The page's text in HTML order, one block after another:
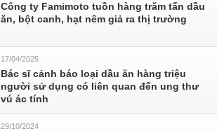
Công ty Famimoto tuồn hàng trăm tấn dầu
ăn, bột canh, hạt nêm giả ra thị trường
17/04/2025
Bác sĩ cảnh báo loại dầu ăn hàng triệu
người sử dụng có liên quan đến ung thư
vú ác tính
29/10/2024